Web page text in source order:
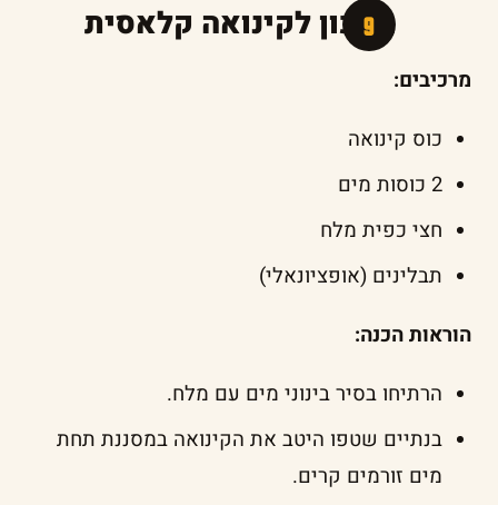
מתכון לקינואה קלאסית
מרכיבים:
כוס קינואה
2 כוסות מים
חצי כפית מלח
תבלינים (אופציונאלי)
הוראות הכנה:
הרתיחו בסיר בינוני מים עם מלח.
בנתיים שטפו היטב את הקינואה במסננת תחת
מים זורמים קרים.